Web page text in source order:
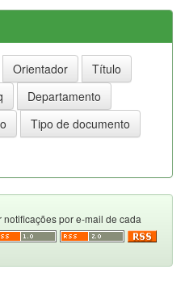
por e-mail de cada